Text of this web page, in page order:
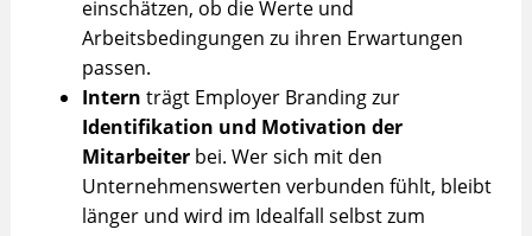
einschätzen, ob die Werte und
Arbeitsbedingungen zu ihren Erwartungen
passen.
Intern trägt Employer Branding zur
Identifikation und Motivation der
Mitarbeiterbei. Wer sich mit den
Unternehmenswerten verbunden fühlt, bleibt
länger und wird im Idealfall selbst zum